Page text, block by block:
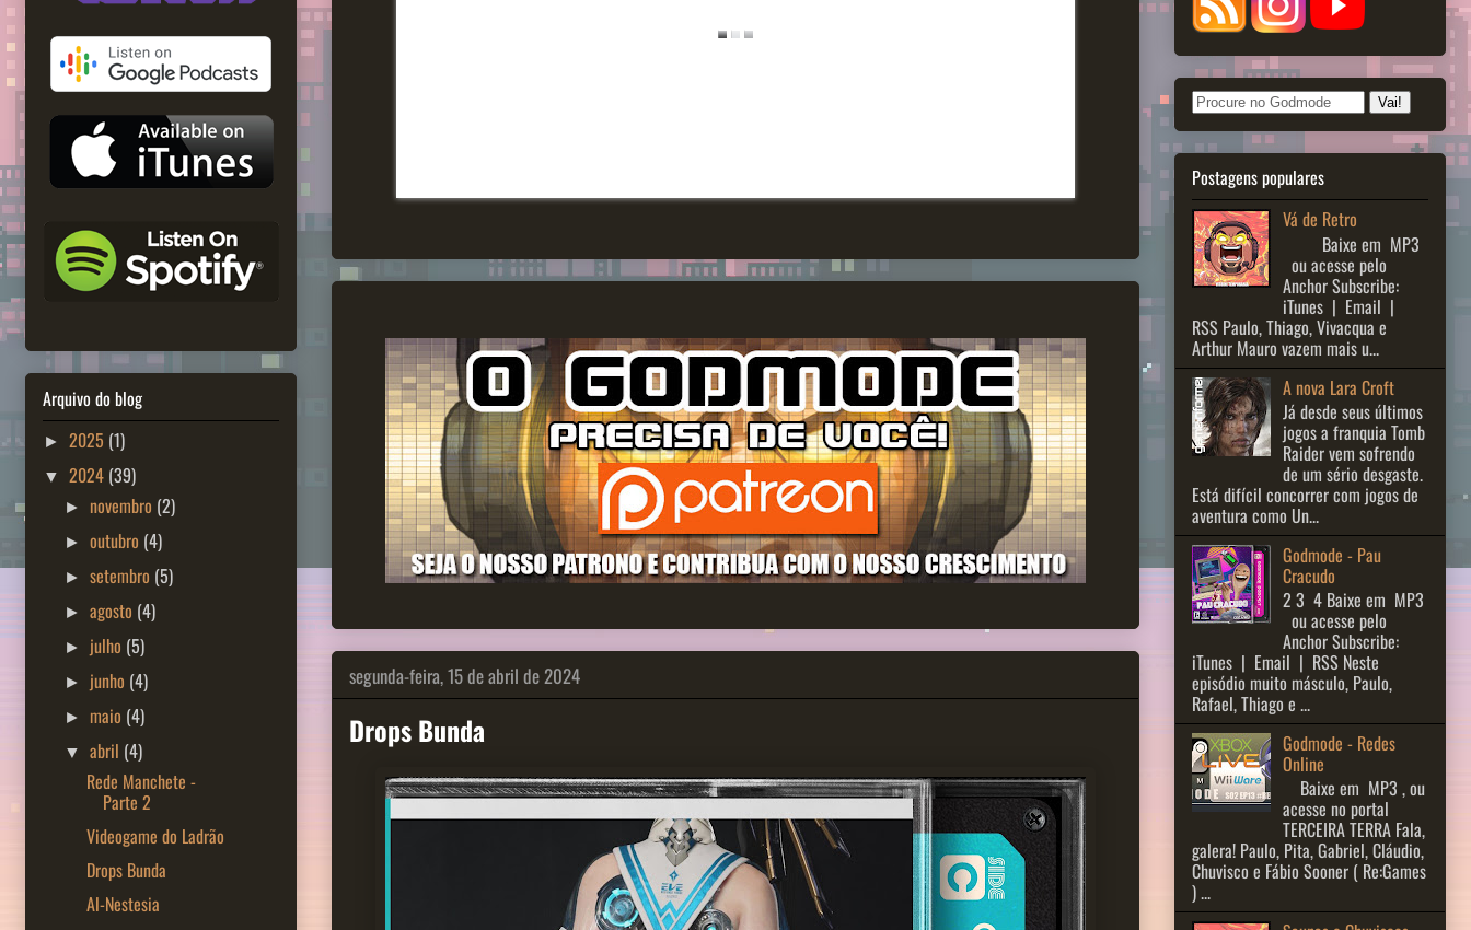
segunda-feira, 15 de abril de 2024
Drops Bunda
Arquivo do blog
► 2025 (1)
▼ 2024 (39)
► novembro (2)
►outubro (4)
►setembro (5)
►agosto (4)
► julho (5)
► junho (4)
► maio (4)
▼abril (4)
Rede Manchete -
Parte 2
Videogame do Ladrão
Drops Bunda
Al-Nestesia
Postagens populares
Vá de Retro
Baixe em MP3
ou acesse pelo
Anchor Subscribe:
iTunes | Email |
RSS Paulo, Thiago, Vivacqua e
Arthur Mauro vazem mais u...
A nova Lara Croft
Já desde seus últimos
jogos a franquia Tomb
Raider vem sofrendo
de um sério desgaste.
Está difícil concorrer com jogos de
aventura como Un...
Godmode - Pau
Cracudo
2 3 ​ 4 Baixe em MP3
ou acesse pelo
Anchor Subscribe:
iTunes | Email | RSS Neste
episódio muito másculo, Paulo,
Rafael, Thiago e ...
Godmode - Redes
Online
Baixe em MP3 , ou
acesse no portal
TERCEIRA TERRA Fala,
galera! Paulo, Pita, Gabriel, Cláudio,
Chuvisco e Fábio Sooner ( Re:Games
) ...